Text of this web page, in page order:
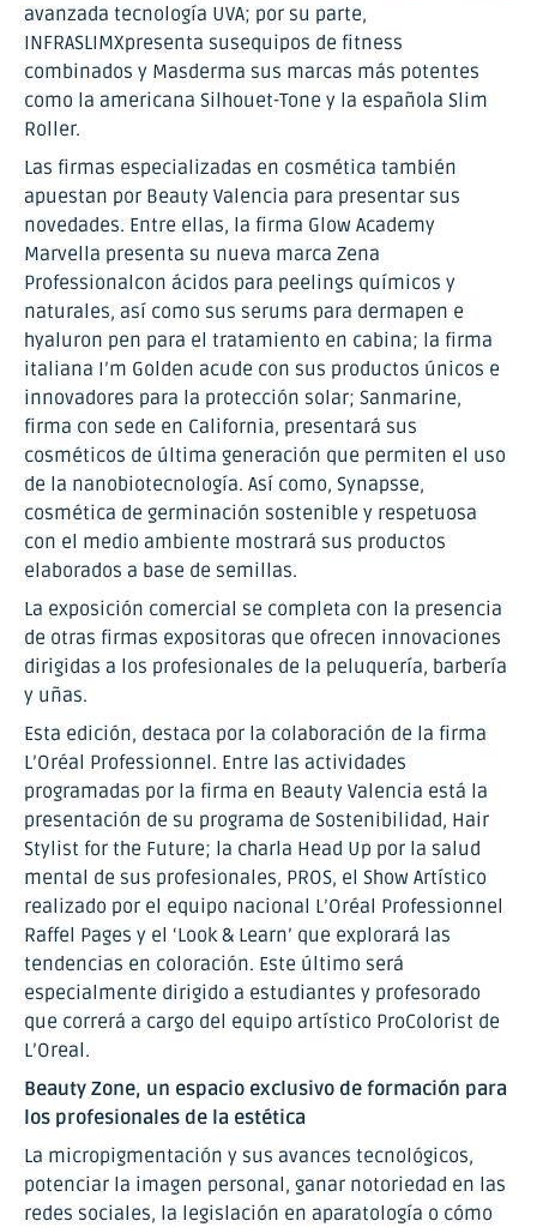
avanzada tecnología UVA; por su parte,
INFRASLIMXpresenta susequipos de fitness
combinados y Masderma sus marcas más potentes
como la americana Silhouet-Tone y la española Slim
Roller.
Las firmas especializadas en cosmética también
apuestan por Beauty Valencia para presentar sus
novedades. Entre ellas, la firma Glow Academy
Marvella presenta su nueva marca Zena
Professionalcon ácidos para peelings químicos y
naturales, así como sus serums para dermapen e
hyaluron pen para el tratamiento en cabina; la firma
italiana I’m Golden acude con sus productos únicos e
innovadores para la protección solar; Sanmarine,
firma con sede en California, presentará sus
cosméticos de última generación que permiten el uso
de la nanobiotecnología. Así como, Synapsse,
cosmética de germinación sostenible y respetuosa
con el medio ambiente mostrará sus productos
elaborados a base de semillas.
La exposición comercial se completa con la presencia
de otras firmas expositoras que ofrecen innovaciones
dirigidas a los profesionales de la peluquería, barbería
y uñas.
Esta edición, destaca por la colaboración de la firma
L’Oréal Professionnel. Entre las actividades
programadas por la firma en Beauty Valencia está la
presentación de su programa de Sostenibilidad, Hair
Stylist for the Future; la charla Head Up por la salud
mental de sus profesionales, PROS, el Show Artístico
realizado por el equipo nacional L’Oréal Professionnel
Raffel Pages y el ‘Look & Learn’ que explorará las
tendencias en coloración. Este último será
especialmente dirigido a estudiantes y profesorado
que correrá a cargo del equipo artístico ProColorist de
L’Oreal.
Beauty Zone, un espacio exclusivo de formación para
los profesionales de la estética
La micropigmentación y sus avances tecnológicos,
potenciar la imagen personal, ganar notoriedad en las
redes sociales, la legislación en aparatología o cómo